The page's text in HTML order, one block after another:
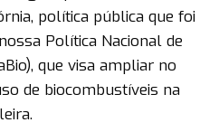
política pública que foi
Política Nacional de
que visa ampliar no
de biocombustíveis na